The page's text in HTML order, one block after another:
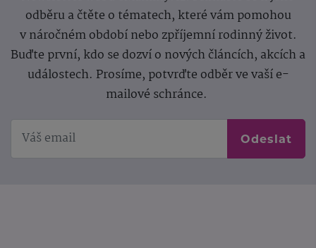
odběru a čtěte o tématech, které vám pomohou
v náročném období nebo zpříjemní rodinný život.
Buďte první, kdo se dozví o nových článcích, akcích a
událostech. Prosíme, potvrďte odběr ve vaší e-
mailové schránce.
Odeslat